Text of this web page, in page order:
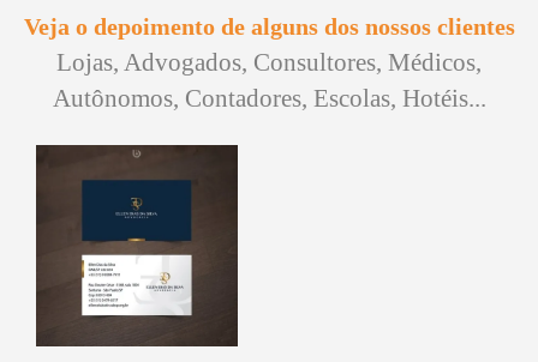
Veja o depoimento de alguns dos nossos clientes
Lojas, Advogados, Consultores, Médicos,
Autônomos, Contadores, Escolas, Hotéis...